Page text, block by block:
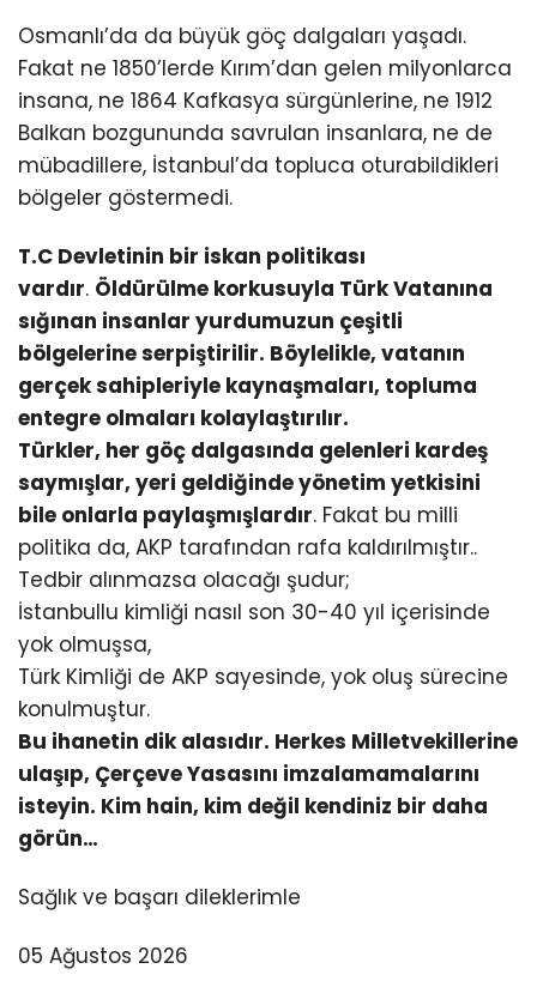
Osmanlı’da da büyük göç dalgaları yaşadı.
Fakat ne 1850’lerde Kırım’dan gelen milyonlarca
insana, ne 1864 Kafkasya sürgünlerine, ne 1912
Balkan bozgununda savrulan insanlara, ne de
mübadillere, İstanbul’da topluca oturabildikleri
bölgeler göstermedi.
T.C Devletinin bir iskan politikası
vardır. Öldürülme korkusuyla Türk Vatanına
sığınan insanlar yurdumuzun çeşitli
bölgelerine serpiştirilir. Böylelikle, vatanın
gerçek sahipleriyle kaynaşmaları, topluma
entegre olmaları kolaylaştırılır.
Türkler, her göç dalgasında gelenleri kardeş
saymışlar, yeri geldiğinde yönetim yetkisini
bile onlarla paylaşmışlardır. Fakat bu milli
politika da, AKP tarafından rafa kaldırılmıştır..
Tedbir alınmazsa olacağı şudur;
İstanbullu kimliği nasıl son 30-40 yıl içerisinde
yok olmuşsa,
Türk Kimliği de AKP sayesinde, yok oluş sürecine
konulmuştur.
Bu ihanetin dik alasıdır. Herkes Milletvekillerine
ulaşıp, Çerçeve Yasasını imzalamamalarını
isteyin. Kim hain, kim değil kendiniz bir daha
görün…
Sağlık ve başarı dileklerimle
05 Ağustos 2026